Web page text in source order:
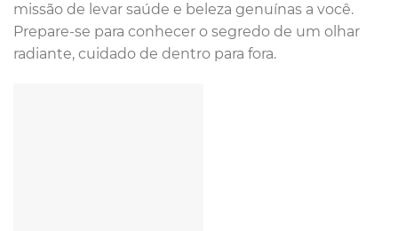
missão de levar saúde e beleza genuínas a você.
Prepare-se para conhecer o segredo de um olhar
radiante, cuidado de dentro para fora.